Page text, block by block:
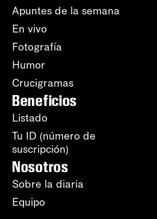
Apuntes de la semana
En vivo
Fotografía
Humor
Crucigramas
Beneficios
Listado
Tu ID (número de
suscripción)
Nosotros
Sobre la diaria
Equipo